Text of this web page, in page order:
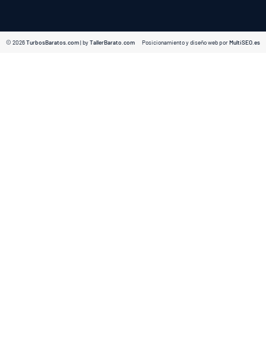
© 2026TurbosBaratos.com| byTallerBarato.com Posicionamiento y diseño web porMultiSEO.es